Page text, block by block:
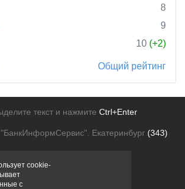
8
9
10 (+2)
Общий рейтинг
текст и нажмите Ctrl+Enter
Екатеринбург (343)
конфиденциальности
Для рекламодателей
cookie-
с